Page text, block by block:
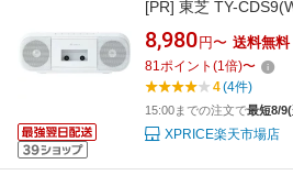
[PR] 東芝 TY-
8,980 円〜 送料無料
81ポイント (1倍)〜
4(4件)
15:00までの注文で最短8/
XPRICE楽天市場店